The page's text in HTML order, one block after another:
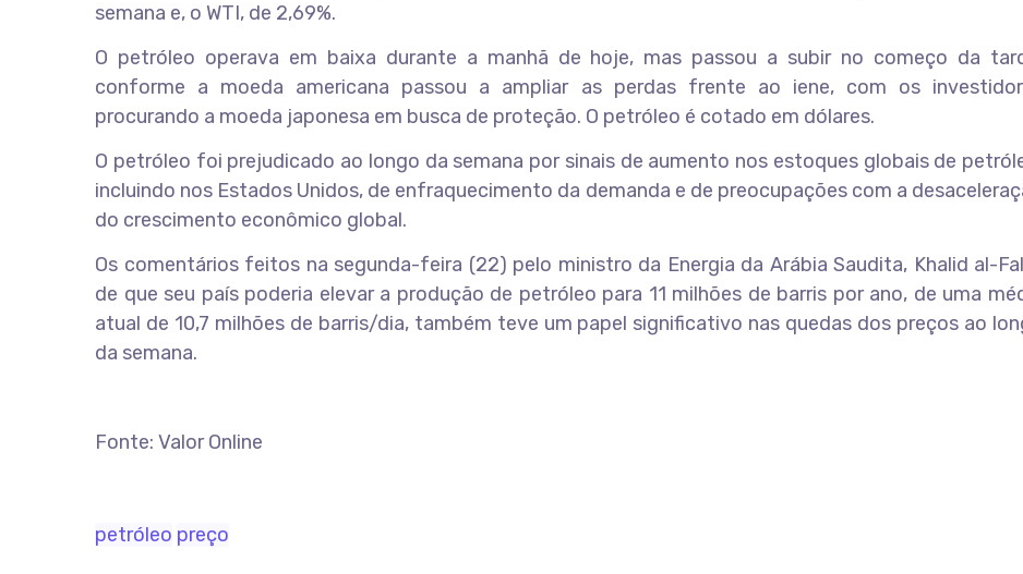
semana e, o WTI, de 2,69%.
O petróleo operava em baixa durante a manhã de hoje, mas passou a subir no começo da
conforme a moeda americana passou a ampliar as perdas frente ao iene, com os
procurando a moeda japonesa em busca de proteção. O petróleo é cotado em dólares.
O petróleo foi prejudicado ao longo da semana por sinais de aumento nos estoques globais de
incluindo nos Estados Unidos, de enfraquecimento da demanda e de preocupações com a
do crescimento econômico global.
Os comentários feitos na segunda-feira (22) pelo ministro da Energia da Arábia Saudita, Khalid al-
de que seu país poderia elevar a produção de petróleo para 11 milhões de barris por ano, de uma
atual de 10,7 milhões de barris/dia, também teve um papel significativo nas quedas dos preços ao
da semana.
Fonte: Valor Online
petróleo preço